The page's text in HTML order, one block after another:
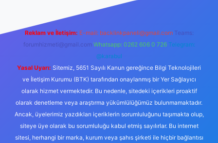
Reklam ve İletişim: E-mail: backlinkpaneli@gmail.com Teams:
forumhizmeti@gmail.com Whatsapp: 0262 606 0 726 Telegram:
@karabul
Yasal Uyarı: Sitemiz, 5651 Sayılı Kanun gereğince Bilgi Teknolojileri
ve İletişim Kurumu (BTK) tarafından onaylanmış bir Yer Sağlayıcı
olarak hizmet vermektedir. Bu nedenle, sitedeki içerikleri proaktif
olarak denetleme veya araştırma yükümlülüğümüz bulunmamaktadır.
Ancak, üyelerimiz yazdıkları içeriklerin sorumluluğunu taşımakta olup,
siteye üye olarak bu sorumluluğu kabul etmiş sayılırlar. Bu internet
sitesi, herhangi bir marka, kurum veya şahıs şirketi ile hiçbir bağlantısı